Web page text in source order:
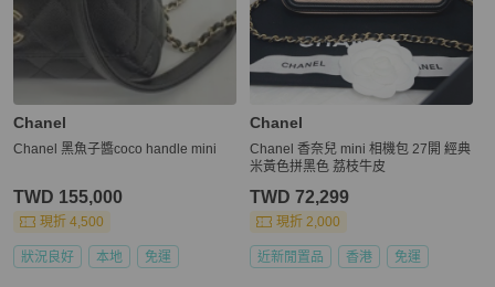
Chanel
Chanel 黑魚子醬coco handle mini
TWD 155,000
現折 4,500
狀況良好 本地 免運
Chanel
Chanel 香奈兒 mini 相機包 27開 經典
米黃色拼黑色 荔枝牛皮
TWD 72,299
現折 2,000
近新閒置品 香港 免運